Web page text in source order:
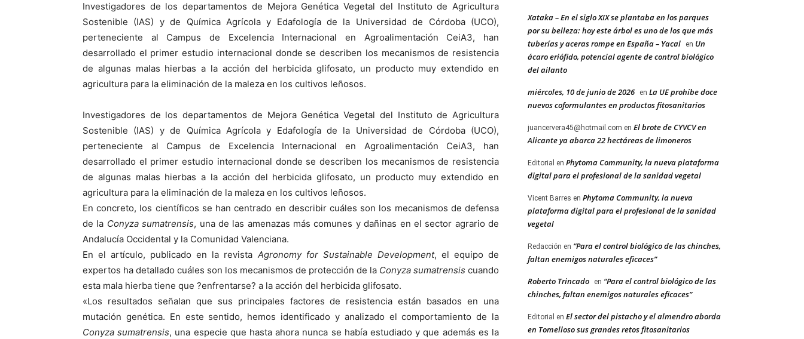
Investigadores de los departamentos de Mejora Genética Vegetal del Instituto de Agricultura
Sostenible (IAS) y de Química Agrícola y Edafología de la Universidad de Córdoba (UCO),
perteneciente al Campus de Excelencia Internacional en Agroalimentación CeiA3, han
desarrollado el primer estudio internacional donde se describen los mecanismos de resistencia
de algunas malas hierbas a la acción del herbicida glifosato, un producto muy extendido en
agricultura para la eliminación de la maleza en los cultivos leñosos.
Investigadores de los departamentos de Mejora Genética Vegetal del Instituto de Agricultura
Sostenible (IAS) y de Química Agrícola y Edafología de la Universidad de Córdoba (UCO),
perteneciente al Campus de Excelencia Internacional en Agroalimentación CeiA3, han
desarrollado el primer estudio internacional donde se describen los mecanismos de resistencia
de algunas malas hierbas a la acción del herbicida glifosato, un producto muy extendido en
agricultura para la eliminación de la maleza en los cultivos leñosos.
En concreto, los científicos se han centrado en describir cuáles son los mecanismos de defensa
de la Conyza sumatrensis, una de las amenazas más comunes y dañinas en el sector agrario de
Andalucía Occidental y la Comunidad Valenciana.
En el artículo, publicado en la revista Agronomy for Sustainable Development, el equipo de
expertos ha detallado cuáles son los mecanismos de protección de la Conyza sumatrensis cuando
esta mala hierba tiene que ?enfrentarse? a la acción del herbicida glifosato.
«Los resultados señalan que sus principales factores de resistencia están basados en una
mutación genética. En este sentido, hemos identificado y analizado el comportamiento de la
Conyza sumatrensis, una especie que hasta ahora nunca se había estudiado y que además es la
Xataka – En el siglo XIX se plantaba en los parques
por su belleza: hoy este árbol es uno de los que más
tuberías y aceras rompe en España – Yacal
en Un
ácaro eriófido, potencial agente de control biológico
del ailanto
miércoles, 10 de junio de 2026 en La UE prohíbe doce
nuevos coformulantes en productos fitosanitarios
juancervera45@hotmail.com en El brote de CYVCV en
Alicante ya abarca 22 hectáreas de limoneros
Editorial en Phytoma Community, la nueva plataforma
digital para el profesional de la sanidad vegetal
Vicent Barres en Phytoma Community, la nueva
plataforma digital para el profesional de la sanidad
vegetal
Redacción en “Para el control biológico de las chinches,
faltan enemigos naturales eficaces”
Roberto Trincado en “Para el control biológico de las
chinches, faltan enemigos naturales eficaces”
Editorial en El sector del pistacho y el almendro aborda
en Tomelloso sus grandes retos fitosanitarios